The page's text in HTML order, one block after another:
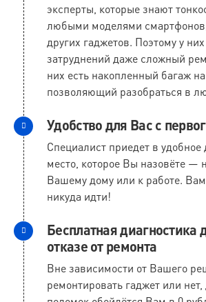
эксперты, которые знают
любыми моделями смартфонов,
других гаджетов. Поэтому у
затруднений даже сложный
них есть накопленный багаж
позволяющий разобраться в
Удобство для Вас с
Специалист приедет в
место, которое Вы назовёте —
Вашему дому или к работе.
никуда идти!
Бесплатная диагностика
отказе от ремонта
Вне зависимости от Вашего
ремонтировать гаджет или нет,